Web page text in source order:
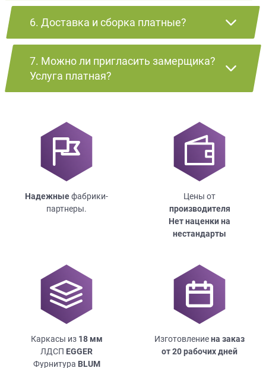
6. Доставка и сборка платные?
7. Можно ли пригласить замерщика?
Услуга платная?
Надежныефабрики-
партнеры.
Цены от
производителя
Нет наценки на
нестандарты
Каркасы из 18мм
ЛДСП EGGER
Фурнитура BLUM
Изготовлениена заказ
от 20 рабочих дней